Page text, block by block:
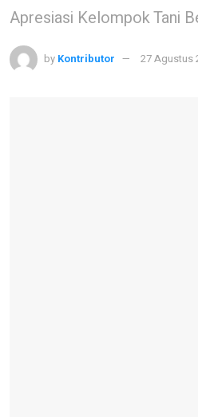
Apresiasi Kelompok Tani
by Kontributor 27 Agustus